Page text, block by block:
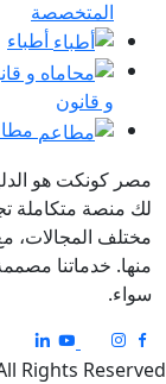
أطباء
محاماه
مطاعم
هو الدليل
تجمع بين
مع تركيز
مصممة لتلبية
. © 2026 All